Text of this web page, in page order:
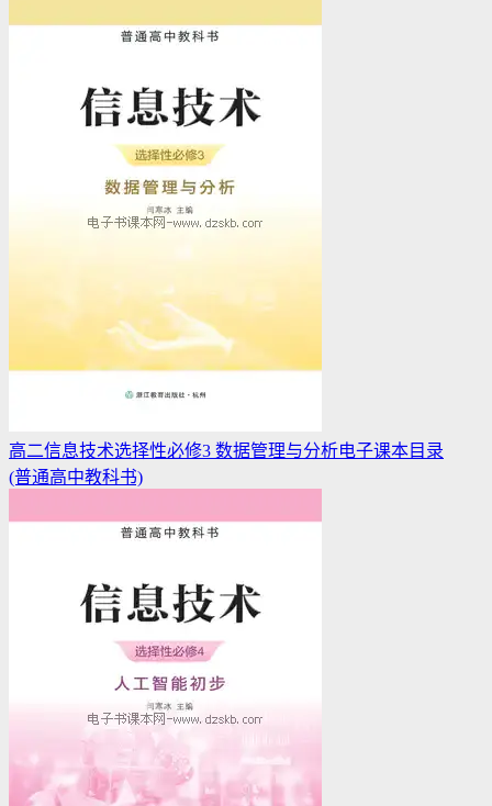
高二信息技术选择性必修3 数据管理与分析电子课本目录
(普通高中教科书)